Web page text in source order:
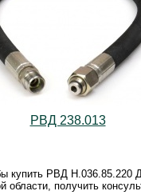
РВД 238.013
купить РВД Н.036.85.220
области, получить